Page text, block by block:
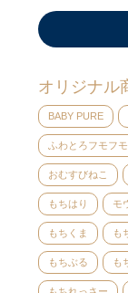
オリジナル
BABY PURE
ふわとろフモフ
おむすびねこ
もちはり モ
もちくま も
もちぶる も